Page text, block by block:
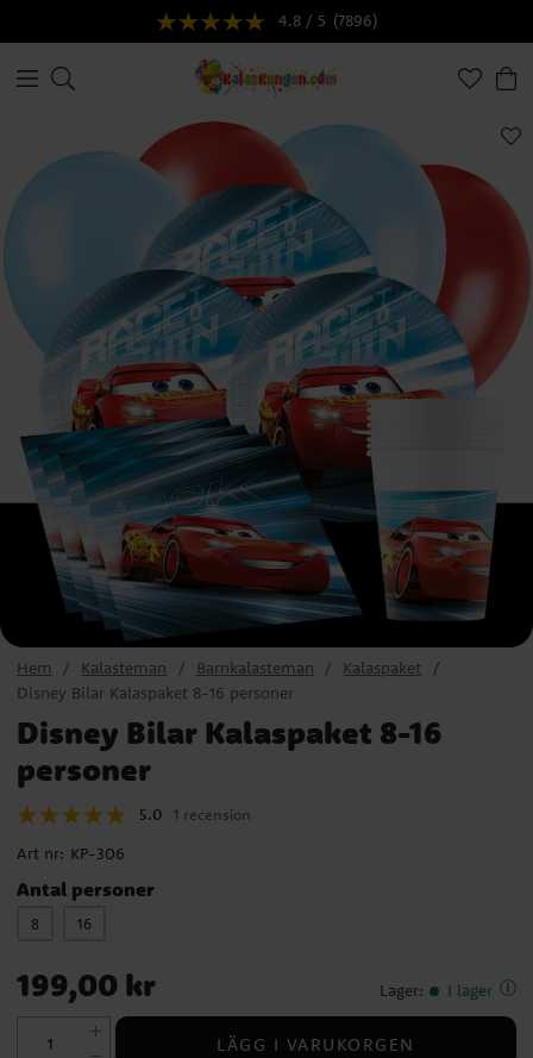
4.8 / 5 (7896)
Hem Kalasteman Barnkalasteman
Kalaspaket
Disney Bilar Kalaspaket 8-16 personer
Disney Bilar Kalaspaket 8-16
personer
5.0 1 recension
Art nr: KP-306
Antal personer
8 16
Pris:199,00 kr
199,00 kr Lager: I lager
LÄGG I VARUKORGEN